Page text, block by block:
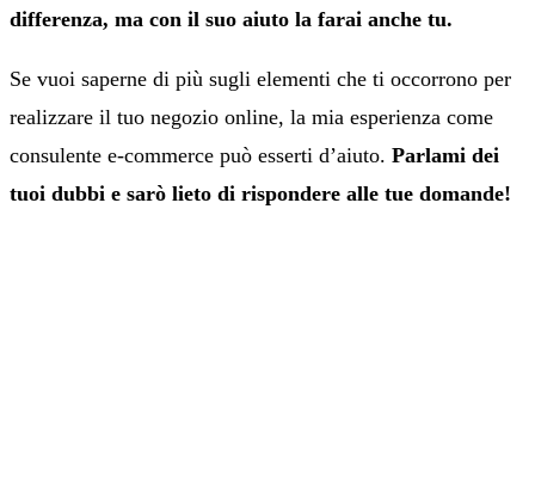
differenza, ma con il suo aiuto la farai anche tu.
Se vuoi saperne di più sugli elementi che ti occorrono per
realizzare il tuo negozio online, la mia esperienza come
consulente e-commerce può esserti d’aiuto. Parlami dei
tuoi dubbi e sarò lieto di rispondere alle tue domande!